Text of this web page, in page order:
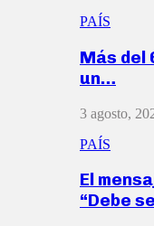
PAÍS
Más del
un…
3 agosto,
PAÍS
El
“Debe